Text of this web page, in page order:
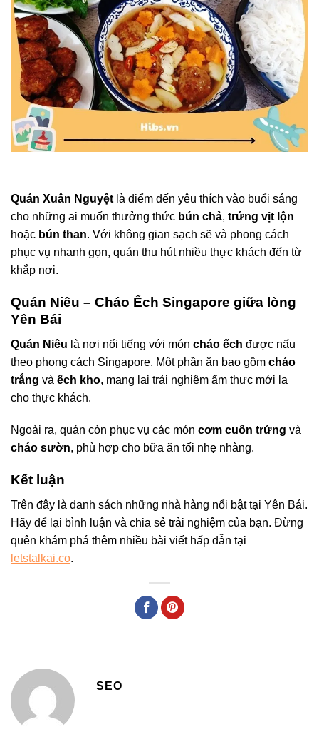
Quán Xuân Nguyệt là điểm đến yêu thích vào buổi sáng
cho những ai muốn thưởng thức bún chả, trứng vịt lộn
hoặc bún than. Với không gian sạch sẽ và phong cách
phục vụ nhanh gọn, quán thu hút nhiều thực khách đến từ
khắp nơi.
Quán Niêu – Cháo Ếch Singapore giữa lòng
Yên Bái
Quán Niêu là nơi nổi tiếng với món cháo ếch được nấu
theo phong cách Singapore. Một phần ăn bao gồm cháo
trắng và ếch kho, mang lại trải nghiệm ẩm thực mới lạ
cho thực khách.
Ngoài ra, quán còn phục vụ các món cơm cuốn trứng và
cháo sườn, phù hợp cho bữa ăn tối nhẹ nhàng.
Kết luận
Trên đây là danh sách những nhà hàng nổi bật tại Yên Bái.
Hãy để lại bình luận và chia sẻ trải nghiệm của bạn. Đừng
quên khám phá thêm nhiều bài viết hấp dẫn tại
letstalkai.co.
SEO